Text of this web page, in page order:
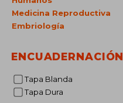
Medicina Reproductiva
Embriología
ENCUADERNACIÓN
Tapa Blanda
Tapa Dura